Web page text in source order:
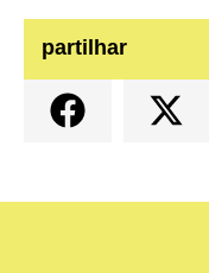
partilhar